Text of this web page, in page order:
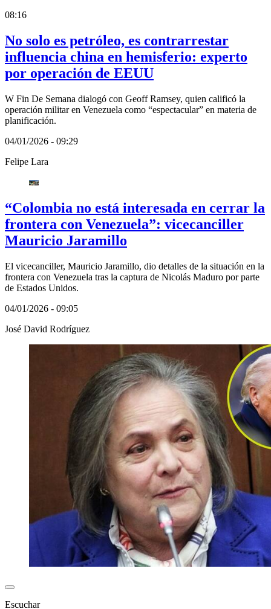
08:16
No solo es petróleo, es contrarrestar
influencia china en hemisferio: experto
por operación de EEUU
W Fin De Semana dialogó con Geoff Ramsey, quien calificó la
operación militar en Venezuela como “espectacular” en materia de
planificación.
04/01/2026 - 09:29
Felipe Lara
“Colombia no está interesada en cerrar la
frontera con Venezuela”: vicecanciller
Mauricio Jaramillo
El vicecanciller, Mauricio Jaramillo, dio detalles de la situación en la
frontera con Venezuela tras la captura de Nicolás Maduro por parte
de Estados Unidos.
04/01/2026 - 09:05
José David Rodríguez
Escuchar